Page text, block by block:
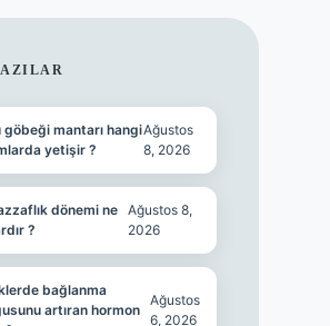
göbeği mantarı hangi
yetişir ?
Ağustos
8, 2026
dönemi ne
?
Ağustos 8,
2026
bağlanma
artıran hormon
Ağustos
6, 2026